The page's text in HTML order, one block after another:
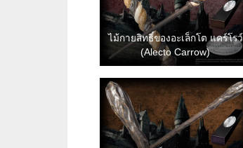
ไม้กายสิทธิ์ของอะเล็กโต แคร์โรว์
(Alecto Carrow)